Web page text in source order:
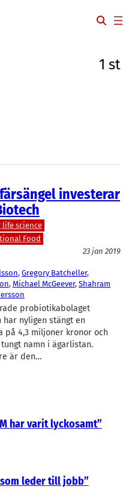
har varit lyckosamt”
leder till jobb”
1 st
investerar
science
Food
23 jan 2019
, Gregory Batcheller
, Michael McGeever, Shahram
probiotikabolaget
har nyligen stängt en
på 4,3 miljoner kronor och
namn i ägarlistan.
är den…